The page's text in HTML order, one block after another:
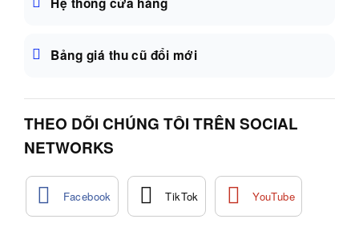
Bảng giá thu cũ đổi mới
THEO DÕI CHÚNG TÔI TRÊN SOCIAL
NETWORKS